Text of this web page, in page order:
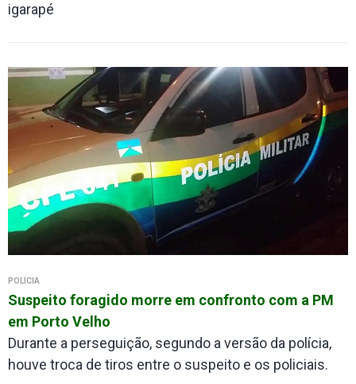
igarapé
POLÍCIA
Suspeito foragido morre em confronto com a PM
em Porto Velho
Durante a perseguição, segundo a versão da polícia,
houve troca de tiros entre o suspeito e os policiais.